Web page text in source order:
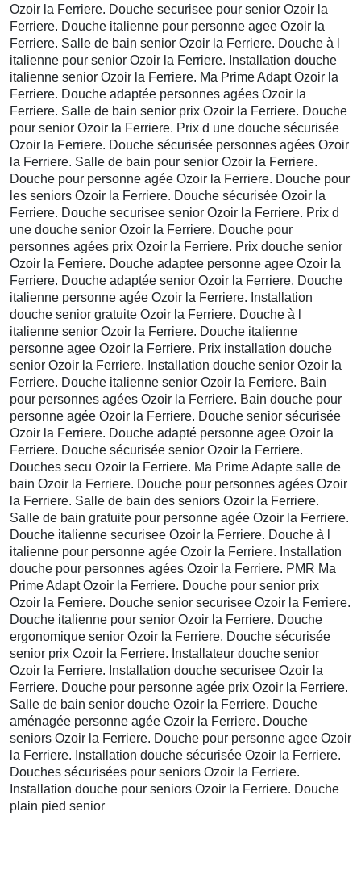
Ozoir la Ferriere. Douche securisee pour senior Ozoir la
Ferriere. Douche italienne pour personne agee Ozoir la
Ferriere. Salle de bain senior Ozoir la Ferriere. Douche à l
italienne pour senior Ozoir la Ferriere. Installation douche
italienne senior Ozoir la Ferriere. Ma Prime Adapt Ozoir la
Ferriere. Douche adaptée personnes agées Ozoir la
Ferriere. Salle de bain senior prix Ozoir la Ferriere. Douche
pour senior Ozoir la Ferriere. Prix d une douche sécurisée
Ozoir la Ferriere. Douche sécurisée personnes agées Ozoir
la Ferriere. Salle de bain pour senior Ozoir la Ferriere.
Douche pour personne agée Ozoir la Ferriere. Douche pour
les seniors Ozoir la Ferriere. Douche sécurisée Ozoir la
Ferriere. Douche securisee senior Ozoir la Ferriere. Prix d
une douche senior Ozoir la Ferriere. Douche pour
personnes agées prix Ozoir la Ferriere. Prix douche senior
Ozoir la Ferriere. Douche adaptee personne agee Ozoir la
Ferriere. Douche adaptée senior Ozoir la Ferriere. Douche
italienne personne agée Ozoir la Ferriere. Installation
douche senior gratuite Ozoir la Ferriere. Douche à l
italienne senior Ozoir la Ferriere. Douche italienne
personne agee Ozoir la Ferriere. Prix installation douche
senior Ozoir la Ferriere. Installation douche senior Ozoir la
Ferriere. Douche italienne senior Ozoir la Ferriere. Bain
pour personnes agées Ozoir la Ferriere. Bain douche pour
personne agée Ozoir la Ferriere. Douche senior sécurisée
Ozoir la Ferriere. Douche adapté personne agee Ozoir la
Ferriere. Douche sécurisée senior Ozoir la Ferriere.
Douches secu Ozoir la Ferriere. Ma Prime Adapte salle de
bain Ozoir la Ferriere. Douche pour personnes agées Ozoir
la Ferriere. Salle de bain des seniors Ozoir la Ferriere.
Salle de bain gratuite pour personne agée Ozoir la Ferriere.
Douche italienne securisee Ozoir la Ferriere. Douche à l
italienne pour personne agée Ozoir la Ferriere. Installation
douche pour personnes agées Ozoir la Ferriere. PMR Ma
Prime Adapt Ozoir la Ferriere. Douche pour senior prix
Ozoir la Ferriere. Douche senior securisee Ozoir la Ferriere.
Douche italienne pour senior Ozoir la Ferriere. Douche
ergonomique senior Ozoir la Ferriere. Douche sécurisée
senior prix Ozoir la Ferriere. Installateur douche senior
Ozoir la Ferriere. Installation douche securisee Ozoir la
Ferriere. Douche pour personne agée prix Ozoir la Ferriere.
Salle de bain senior douche Ozoir la Ferriere. Douche
aménagée personne agée Ozoir la Ferriere. Douche
seniors Ozoir la Ferriere. Douche pour personne agee Ozoir
la Ferriere. Installation douche sécurisée Ozoir la Ferriere.
Douches sécurisées pour seniors Ozoir la Ferriere.
Installation douche pour seniors Ozoir la Ferriere. Douche
plain pied senior